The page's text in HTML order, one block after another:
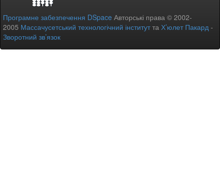
Програмне забезпечення DSpace Авторські права © 2002-
2005 Массачусетський технологічний інститутта Х’юлет Пакард -
Зворотний зв’язок